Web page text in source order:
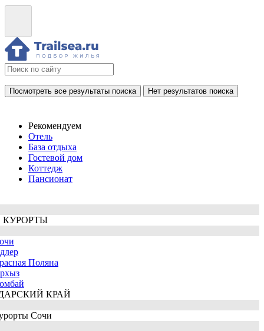
Посмотреть все результаты поиска Нет результатов поиска
Рекомендуем
Отель
База отдыха
Гостевой дом
Коттедж
Пансионат
КУРОРТЫ
Поляна
КРАЙ
Сочи